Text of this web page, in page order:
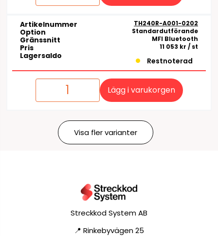
Artikelnummer TH240R-A001-0202
Option Standardutförande
Gränssnitt MFI Bluetooth
Pris 11 053 kr / st
Lagersaldo
Restnoterad
Lägg i varukorgen
Visa fler varianter
Streckkod System AB
📍 Rinkebyvägen 25